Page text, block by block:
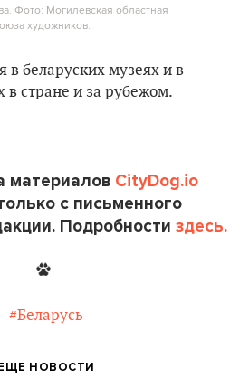
Фото: Могилевская областная
художников.
в беларуских музеях и в
в стране и за рубежом.
материалов CityDog.io
с письменного
Подробности здесь.
#Беларусь
НОВОСТИ